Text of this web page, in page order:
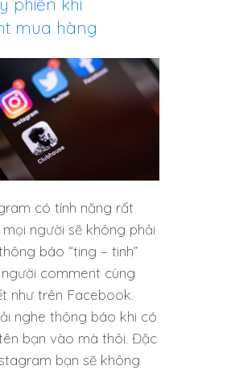
phiền khi
mua hàng
có tính năng rất
người sẽ không phải
báo “ting – tinh”
comment cùng
như trên Facebook.
nghe thông báo khi có
bạn vào mà thôi. Đặc
bạn sẽ không